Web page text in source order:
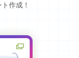
作成！